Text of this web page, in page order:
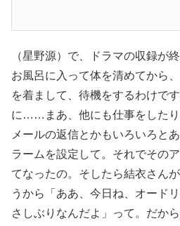
（星野源）で、ドラマの収録が
お風呂に入って体を清めてから
を着まして、待機をするわけで
に……まあ、他にも仕事をしたり
メールの返信とかもいろいろと
ラームを設定して。それでその
てなったの。そしたら結衣さん
うから「ああ、今日ね、オード
さしぶりなんだよ」って。だか